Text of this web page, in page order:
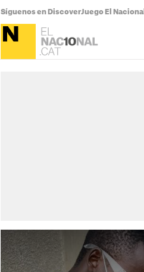
Síguenos en DiscoverJuego El Nacional